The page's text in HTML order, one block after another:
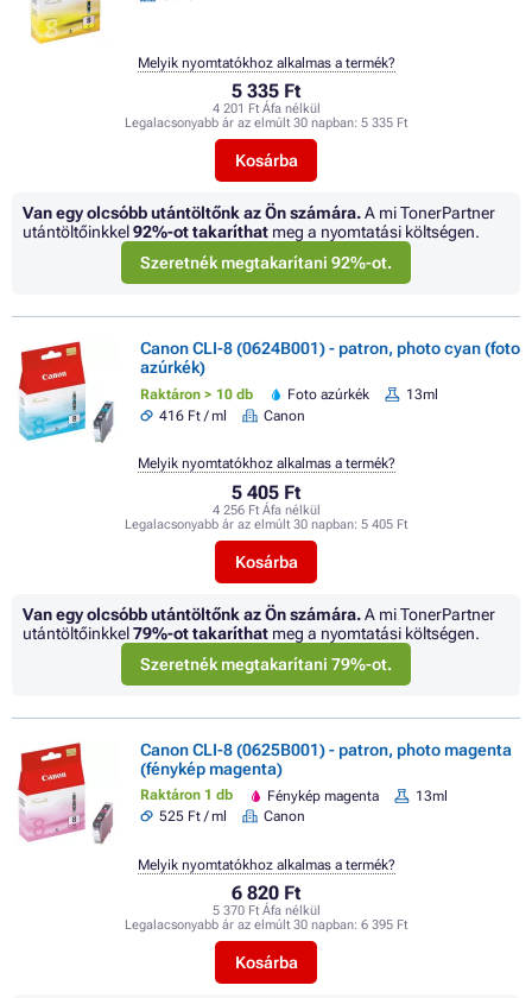
5 335 Ft
4 201 Ft Áfa nélkül
Legalacsonyabb ár az elmúlt 30 napban: 5 335 Ft
Kosárba
Melyik nyomtatókhoz alkalmas a termék?
Van egy olcsóbb utántöltőnk az Ön számára.A mi TonerPartner
utántöltőinkkel92%-ot takaríthat meg a nyomtatási költségen.
Szeretnék megtakarítani 92%-ot.
Canon CLI-8 (0624B001) - patron, photo cyan (foto
azúrkék)
Raktáron > 10 db Foto azúrkék
13ml
416 Ft / ml
Canon
5 405 Ft
4 256 Ft Áfa nélkül
Legalacsonyabb ár az elmúlt 30 napban: 5 405 Ft
Kosárba
Melyik nyomtatókhoz alkalmas a termék?
Van egy olcsóbb utántöltőnk az Ön számára.A mi TonerPartner
utántöltőinkkel79%-ot takaríthat meg a nyomtatási költségen.
Szeretnék megtakarítani 79%-ot.
Canon CLI-8 (0625B001) - patron, photo magenta
(fénykép magenta)
Raktáron 1 db Fénykép magenta
13ml
525 Ft / ml
Canon
6 820 Ft
5 370 Ft Áfa nélkül
Legalacsonyabb ár az elmúlt 30 napban: 6 395 Ft
Kosárba
Melyik nyomtatókhoz alkalmas a termék?